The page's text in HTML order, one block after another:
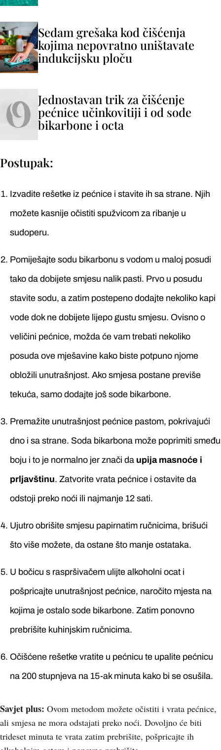
Sedam grešaka kod čišćenja
kojima nepovratno uništavate
indukcijsku ploču
Jednostavan trik za čišćenje
pećnice učinkovitiji i od sode
bikarbone i octa
Postupak:
Izvadite rešetke iz pećnice i stavite ih sa strane. Njih
možete kasnije očistiti spužvicom za ribanje u
sudoperu.
Pomiješajte sodu bikarbonu s vodom u maloj posudi
tako da dobijete smjesu nalik pasti. Prvo u posudu
stavite sodu, a zatim postepeno dodajte nekoliko kapi
vode dok ne dobijete lijepo gustu smjesu. Ovisno o
veličini pećnice, možda će vam trebati nekoliko
posuda ove mješavine kako biste potpuno njome
obložili unutrašnjost. Ako smjesa postane previše
tekuća, samo dodajte još sode bikarbone.
Premažite unutrašnjost pećnice pastom, pokrivajući
dno i sa strane. Soda bikarbona može poprimiti smeđu
boju i to je normalno jer znači da upija masnoće i
prljavštinu. Zatvorite vrata pećnice i ostavite da
odstoji preko noći ili najmanje 12 sati.
Ujutro obrišite smjesu papirnatim ručnicima, brišući
što više možete, da ostane što manje ostataka.
U bočicu s raspršivačem ulijte alkoholni ocat i
pošpricajte unutrašnjost pećnice, naročito mjesta na
kojima je ostalo sode bikarbone. Zatim ponovno
prebrišite kuhinjskim ručnicima.
Očišćene rešetke vratite u pećnicu te upalite pećnicu
na 200 stupnjeva na 15-ak minuta kako bi se osušila.
Savjet plus: Ovom metodom možete očistiti i vrata pećnice,
ali smjesa ne mora odstajati preko noći. Dovoljno će biti
trideset minuta te vrata zatim prebrišite, pošpricajte ih